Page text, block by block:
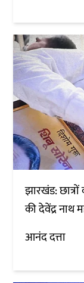
झारखंड:
की देवेंद्र नाथ
आनंद दत्ता